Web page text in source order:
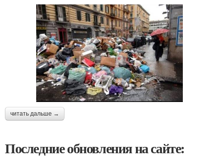
читать дальше →
Последние обновления на сайте: